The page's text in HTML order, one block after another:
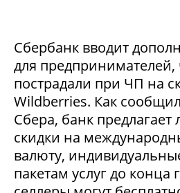
Сбербанк вводит
для предпринимателей,
пострадали при ЧП на
Wildberries. Как
Сбера, банк предлагает
скидки на
валюту,
пакетам услуг до конца